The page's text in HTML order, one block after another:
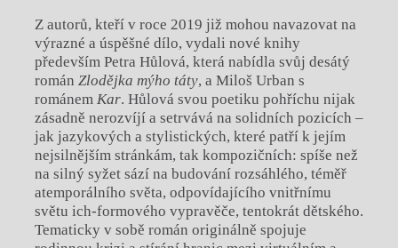
Z autorů, kteří v roce 2019 již mohou navazovat na
výrazné a úspěšné dílo, vydali nové knihy
především Petra Hůlová, která nabídla svůj desátý
román Zlodějka mýho táty, a Miloš Urban s
románem Kar. Hůlová svou poetiku pohříchu nijak
zásadně nerozvíjí a setrvává na solidních pozicích –
jak jazykových a stylistických, které patří k jejím
nejsilnějším stránkám, tak kompozičních: spíše než
na silný syžet sází na budování rozsáhlého, téměř
atemporálního světa, odpovídajícího vnitřnímu
světu ich-formového vypravěče, tentokrát dětského.
Tematicky v sobě román originálně spojuje